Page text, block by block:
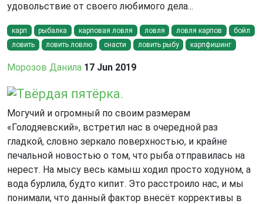
удовольствие от своего любимого дела...
карп рыбалка карповая ловля ловля ловля карпов
бойл
ловить
ловить ловлю снасти ловить рыбу карпфишинг
Морозов Данила 17 Jun 2019
Твёрдая пятёрка.
Могучий и огромный по своим размерам
«Голодяевский», встретил нас в очередной раз
гладкой, словно зеркало поверхностью, и крайне
печальной новостью о том, что рыба отправилась на
нерест. На мысу весь камыш ходил просто ходуном, а
вода бурлила, будто кипит. Это расстроило нас, и мы
понимали, что данный фактор внесёт коррективы в